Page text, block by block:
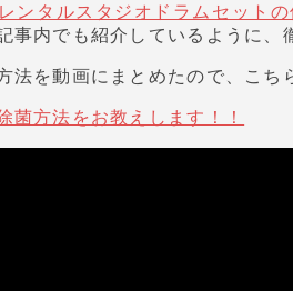
ンタルスタジオドラムセット
事内でも紹介しているように
法を動画にまとめたので、こち
菌方法をお教えします！！